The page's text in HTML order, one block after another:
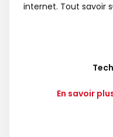
internet. Tout savoir
En savoir